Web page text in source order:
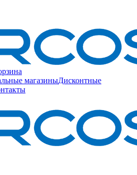
магазиныДисконтные